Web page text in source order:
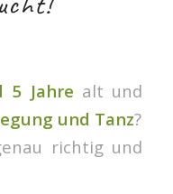
5 Jahre alt und
und Tanz?
richtig und